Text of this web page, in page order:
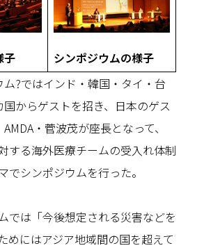
子
シンポジウムの様子
?ではインド・韓国・タイ・台
からゲストを招き、日本のゲス
・菅波茂が座長となって、
する海外医療チームの受入れ体制
でシンポジウムを行った。
では「今後想定される災害などを
めにはアジア地域間の国を超えて